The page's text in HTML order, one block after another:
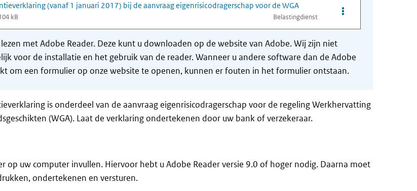
(vanaf 1 januari 2017) bij de aanvraag eigenrisicodragerschap voor de WGA
kB Belastingdienst
Opties van bestand
met Adobe Reader. Deze kunt u downloaden op de website van Adobe. Wij zijn niet
voor de installatie en het gebruik van de reader. Wanneer u andere software dan de Adobe
om een formulier op onze website te openen, kunnen er fouten in het formulier ontstaan.
is onderdeel van de aanvraag eigenrisicodragerschap voor de regeling Werkhervatting
(WGA). Laat de verklaring ondertekenen door uw bank of verzekeraar.
op uw computer invullen. Hiervoor hebt u Adobe Reader versie 9.0 of hoger nodig. Daarna moet
ondertekenen en versturen.